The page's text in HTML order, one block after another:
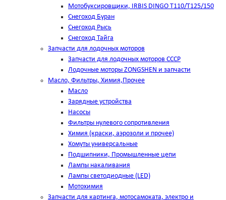
Мотобуксировщики, IRBIS DINGO Т110/Т125/150
Снегоход Буран
Снегоход Рысь
Снегоход Тайга
Запчасти для лодочных моторов
Запчасти для лодочных моторов СССР
Лодочные моторы ZONGSHEN и запчасти
Масло, Фильтры, Химия,Прочее
Масло
Зарядные устройства
Насосы
Фильтры нулевого сопротивления
Химия (краски, аэрозоли и прочее)
Хомуты универсальные
Подшипники, Промышленные цепи
Лампы накаливания
Лампы светодиодные (LED)
Мотохимия
Запчасти для картинга, мотосамоката, электро и